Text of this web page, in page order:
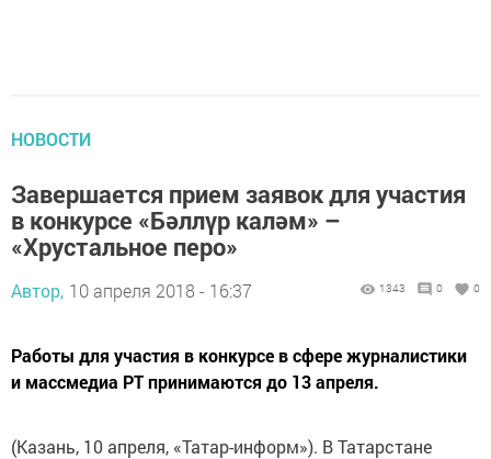
НОВОСТИ
Завершается прием заявок для участия
в конкурсе «Бәллүр каләм» –
«Хрустальное перо»
Автор, 10 апреля 2018 - 16:37 1343 0 0
Работы для участия в конкурсе в сфере журналистики
и массмедиа РТ принимаются до 13 апреля.
(Казань, 10 апреля, «Татар-информ»). В Татарстане